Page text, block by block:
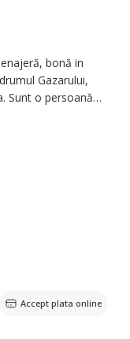
bonă in
Gazarului,
Sunt o persoană
Accept plata online